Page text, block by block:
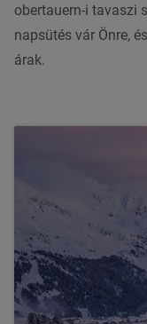
obertauern-i tavaszi
napsütés vár Önre,
árak.